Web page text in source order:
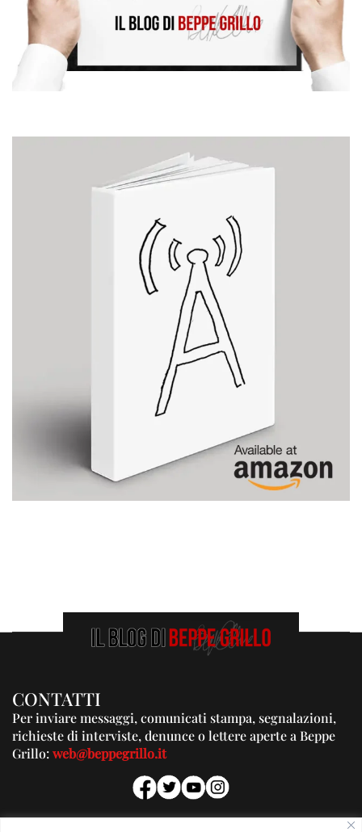
CONTATTI
Per inviare messaggi, comunicati stampa, segnalazioni,
richieste di interviste, denunce o lettere aperte a Beppe
Grillo:web@beppegrillo.it